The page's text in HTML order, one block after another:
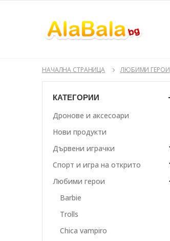
НАЧАЛНА СТРАНИЦА ЛЮБИМИ ГЕРОИ
КАТЕГОРИИ
Дронове и аксесоари
Нови продукти
Дървени играчки
Спорт и игра на открито
Любими герои
Barbie
Trolls
Chica vampiro